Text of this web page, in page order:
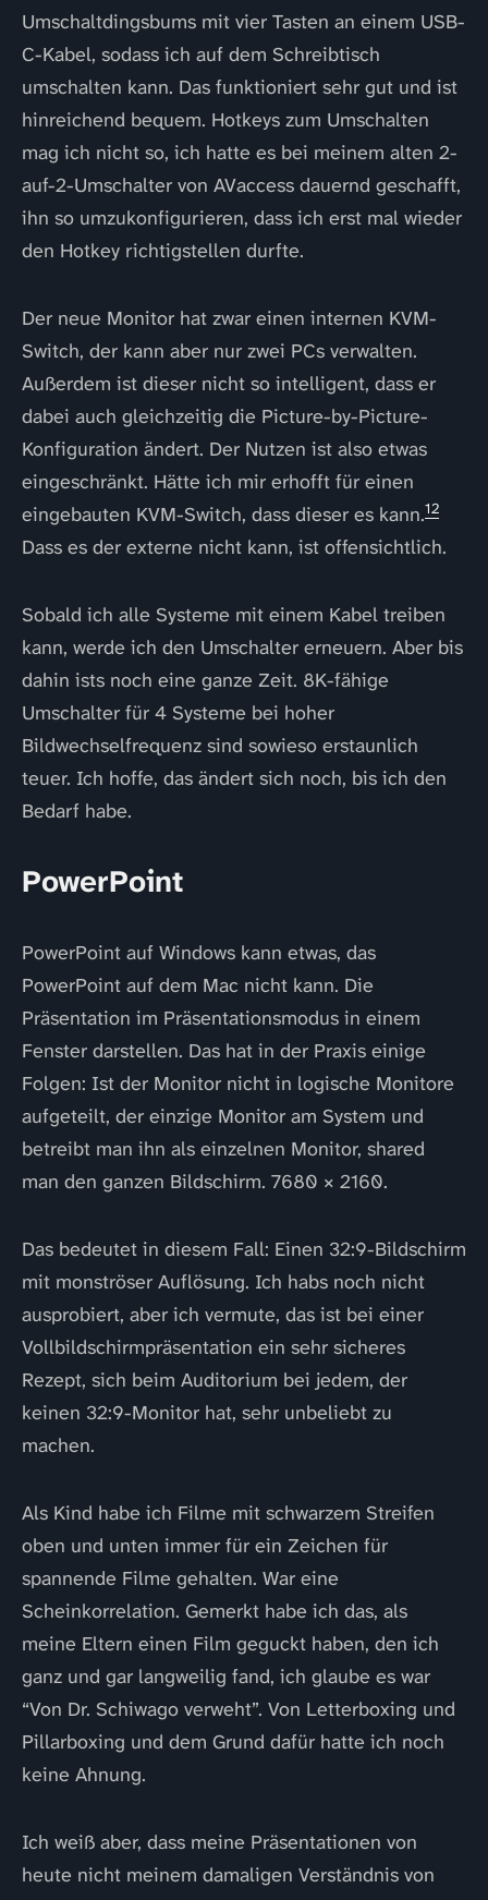
Umschaltdingsbums mit vier Tasten an einem USB-
C-Kabel, sodass ich auf dem Schreibtisch
umschalten kann. Das funktioniert sehr gut und ist
hinreichend bequem. Hotkeys zum Umschalten
mag ich nicht so, ich hatte es bei meinem alten 2-
auf-2-Umschalter von AVaccess dauernd geschafft,
ihn so umzukonfigurieren, dass ich erst mal wieder
den Hotkey richtigstellen durfte.
Der neue Monitor hat zwar einen internen KVM-
Switch, der kann aber nur zwei PCs verwalten.
Außerdem ist dieser nicht so intelligent, dass er
dabei auch gleichzeitig die Picture-by-Picture-
Konfiguration ändert. Der Nutzen ist also etwas
eingeschränkt. Hätte ich mir erhofft für einen
eingebauten KVM-Switch, dass dieser es kann.12
Dass es der externe nicht kann, ist offensichtlich.
Sobald ich alle Systeme mit einem Kabel treiben
kann, werde ich den Umschalter erneuern. Aber bis
dahin ists noch eine ganze Zeit. 8K-fähige
Umschalter für 4 Systeme bei hoher
Bildwechselfrequenz sind sowieso erstaunlich
teuer. Ich hoffe, das ändert sich noch, bis ich den
Bedarf habe.
PowerPoint
PowerPoint auf Windows kann etwas, das
PowerPoint auf dem Mac nicht kann. Die
Präsentation im Präsentationsmodus in einem
Fenster darstellen. Das hat in der Praxis einige
Folgen: Ist der Monitor nicht in logische Monitore
aufgeteilt, der einzige Monitor am System und
betreibt man ihn als einzelnen Monitor, shared
man den ganzen Bildschirm. 7680 × 2160.
Das bedeutet in diesem Fall: Einen 32:9-Bildschirm
mit monströser Auflösung. Ich habs noch nicht
ausprobiert, aber ich vermute, das ist bei einer
Vollbildschirmpräsentation ein sehr sicheres
Rezept, sich beim Auditorium bei jedem, der
keinen 32:9-Monitor hat, sehr unbeliebt zu
machen.
Als Kind habe ich Filme mit schwarzem Streifen
oben und unten immer für ein Zeichen für
spannende Filme gehalten. War eine
Scheinkorrelation. Gemerkt habe ich das, als
meine Eltern einen Film geguckt haben, den ich
ganz und gar langweilig fand, ich glaube es war
“Von Dr. Schiwago verweht”. Von Letterboxing und
Pillarboxing und dem Grund dafür hatte ich noch
keine Ahnung.
Ich weiß aber, dass meine Präsentationen von
heute nicht meinem damaligen Verständnis von